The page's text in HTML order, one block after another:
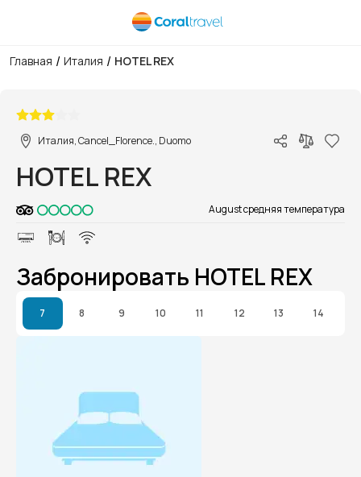
Главная / Италия / HOTEL REX
Италия, Cancel_Florence., Duomo
HOTEL REX
August средняя температура
Забронировать HOTEL REX
7 8 9 10 11 12 13 14